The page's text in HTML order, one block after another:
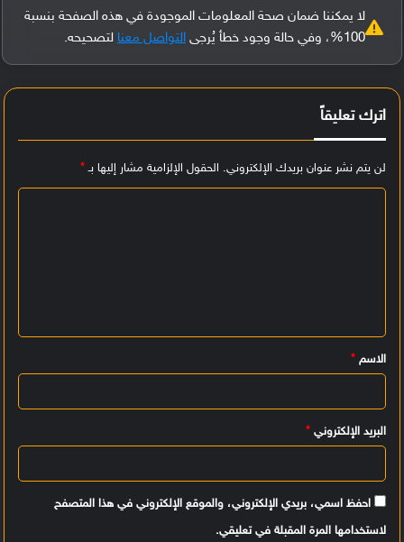
لا يمكننا ضمان صحة المعلومات الموجودة في هذه الصفحة بنسبة
100%، وفي حالة وجود خطأ يُرجى
التواصل معنا لتصحيحه.
اترك تعليقاً
لن يتم نشر عنوان بريدك الإلكتروني. الحقول الإلزامية مشار إليها بـ*
ي
ق
الاسم *
البريد الإلكتروني *
احفظ اسمي، بريدي الإلكتروني، والموقع الإلكتروني في هذا المتصفح
لاستخدامها المرة المقبلة في تعليقي.